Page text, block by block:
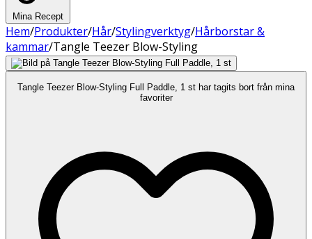
Mina Recept
Hem/Produkter/Hår/Stylingverktyg/Hårborstar &
kammar/Tangle Teezer Blow-Styling
Tangle Teezer Blow-Styling Full Paddle, 1 st har tagits bort från mina
favoriter